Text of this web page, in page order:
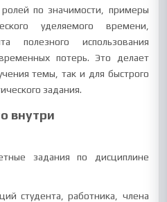
по значимости, примеры
уделяемого времени,
полезного использования
потерь. Это делает
темы, так и для быстрого
задания.
внутри
задания по дисциплине
студента, работника, члена